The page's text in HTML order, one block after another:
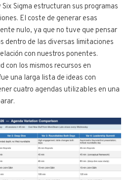
Sigma estructuran sus programas
El coste de generar esas
nulo, ya que no tuve que pensar
dentro de las diversas limitaciones
con nuestros ponentes.
con los mismos recursos en
una larga lista de ideas con
cuatro agendas utilizables en una